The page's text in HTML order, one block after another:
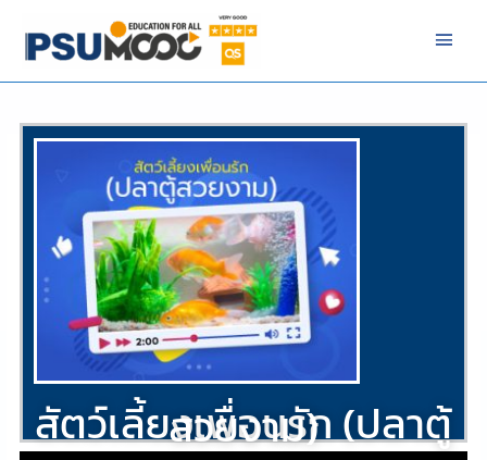
content
/ ByNIZAMREE NIMA
สัตว์เลี้ยงเพื่อนรัก (ปลาตู้
สวยงาม)